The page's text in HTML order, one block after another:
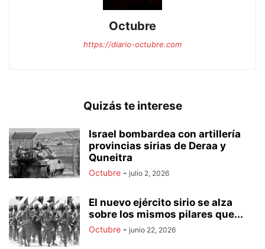
Octubre
https://diario-octubre.com
Quizás te interese
Israel bombardea con artillería
provincias sirias de Deraa y
Quneitra
Octubre - julio 2, 2026
El nuevo ejército sirio se alza
sobre los mismos pilares que...
Octubre - junio 22, 2026